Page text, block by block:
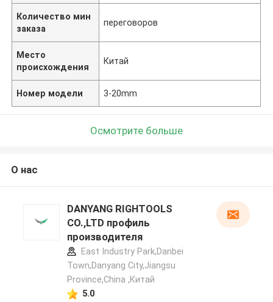
Количество мин
заказа
переговоров
Место
происхождения
Китай
Номер модели 3-20mm
Осмотрите больше
О нас
DANYANG RIGHTOOLS
CO.,LTD профиль
производителя
East Industry Park,Danbei
Town,Danyang City,Jiangsu
Province,China ,Китай
5.0